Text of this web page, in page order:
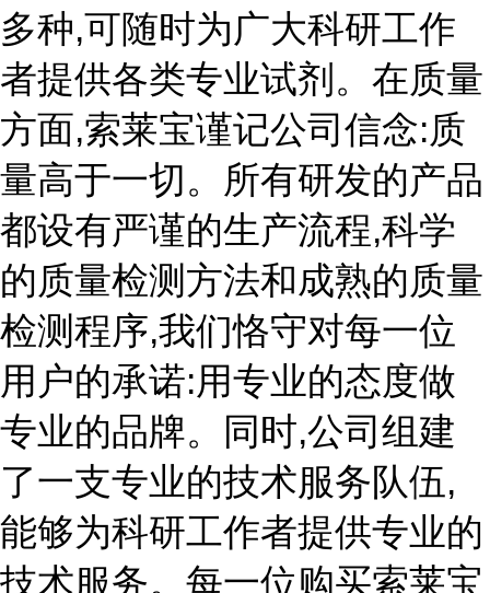
多种,可随时为广大科研工作
者提供各类专业试剂。在质量
方面,索莱宝谨记公司信念:质
量高于一切。所有研发的产品
都设有严谨的生产流程,科学
的质量检测方法和成熟的质量
检测程序,我们恪守对每一位
用户的承诺:用专业的态度做
专业的品牌。同时,公司组建
了一支专业的技术服务队伍,
能够为科研工作者提供专业的
技术服务。每一位购买索莱宝